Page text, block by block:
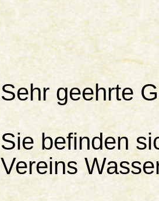
Sehr geehrte
Sie befinden
Vereins